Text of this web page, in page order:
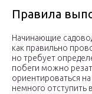
Правила
Начинающие
как правильно
но требует
побеги можно
ориентироваться
немного отступить